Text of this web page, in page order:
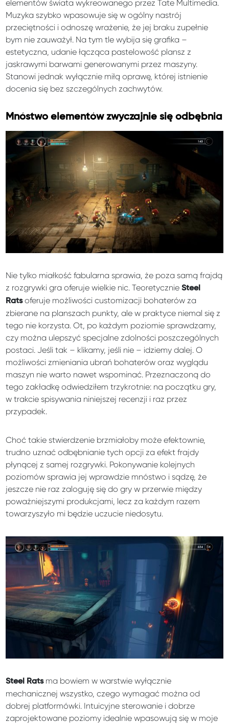
elementów świata wykreowanego przez Tate Multimedia.
Muzyka szybko wpasowuje się w ogólny nastrój
przeciętności i odnoszę wrażenie, że jej braku zupełnie
bym nie zauważył. Na tym tle wybija się grafika –
estetyczna, udanie łącząca pastelowość plansz z
jaskrawymi barwami generowanymi przez maszyny.
Stanowi jednak wyłącznie miłą oprawę, której istnienie
docenia się bez szczególnych zachwytów.
Mnóstwo elementów zwyczajnie się odbębnia
Nie tylko miałkość fabularna sprawia, że poza samą frajdą
z rozgrywki gra oferuje wielkie nic. TeoretycznieSteel
Ratsoferuje możliwości customizacji bohaterów za
zbierane na planszach punkty, ale w praktyce niemal się z
tego nie korzysta. Ot, po każdym poziomie sprawdzamy,
czy można ulepszyć specjalne zdolności poszczególnych
postaci. Jeśli tak – klikamy, jeśli nie – idziemy dalej. O
możliwości zmieniania ubrań bohaterów oraz wyglądu
maszyn nie warto nawet wspominać. Przeznaczoną do
tego zakładkę odwiedziłem trzykrotnie: na początku gry,
w trakcie spisywania niniejszej recenzji i raz przez
przypadek.
Choć takie stwierdzenie brzmiałoby może efektownie,
trudno uznać odbębnianie tych opcji za efekt frajdy
płynącej z samej rozgrywki. Pokonywanie kolejnych
poziomów sprawia jej wprawdzie mnóstwo i sądzę, że
jeszcze nie raz zaloguję się do gry w przerwie między
poważniejszymi produkcjami, lecz za każdym razem
towarzyszyło mi będzie uczucie niedosytu.
Steel Rats ma bowiem w warstwie wyłącznie
mechanicznej wszystko, czego wymagać można od
dobrej platformówki. Intuicyjne sterowanie i dobrze
zaprojektowane poziomy idealnie wpasowują się w moje